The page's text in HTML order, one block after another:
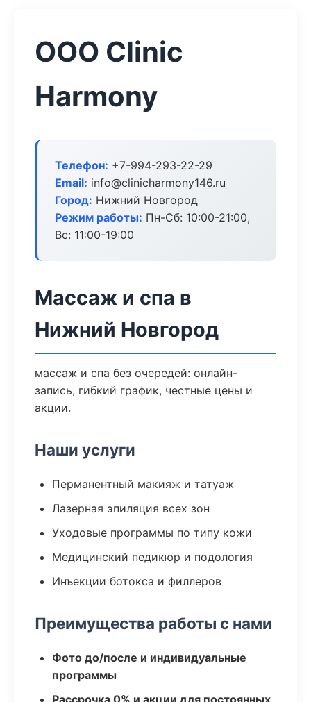
ООО Clinic
Harmony
Телефон: +7-994-293-22-29
Email: info@clinicharmony146.ru
Город: Нижний Новгород
Режим работы: Пн-Сб: 10:00-21:00,
Вс: 11:00-19:00
Массаж и спа в
Нижний Новгород
массаж и спа без очередей: онлайн-
запись, гибкий график, честные цены и
акции.
Наши услуги
Перманентный макияж и татуаж
Лазерная эпиляция всех зон
Уходовые программы по типу кожи
Медицинский педикюр и подология
Инъекции ботокса и филлеров
Преимущества работы с нами
Фото до/после и индивидуальные
программы
Рассрочка 0% и акции для постоянных